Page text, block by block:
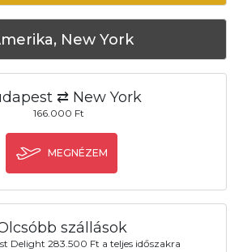
New York
⇄ New York
166.000 Ft
MEGNÉZEM
szállások
Delight 283.500 Ft a teljes időszakra